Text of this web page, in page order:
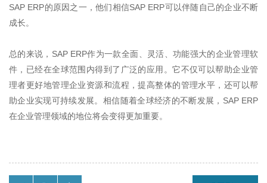
SAP ERP的原因之一，他们相信SAP ERP可以伴随自己的企业不断
成长。
总的来说， SAP ERP作为一款全面、灵活、功能强大的企业管理软
件，已经在全球范围内得到了广泛的应用。它不仅可以帮助企业管
理者更好地管理企业资源和流程，提高整体的管理水平，还可以帮
助企业实现可持续发展。相信随着全球经济的不断发展， SAP ERP
在企业管理领域的地位将会变得更加重要。